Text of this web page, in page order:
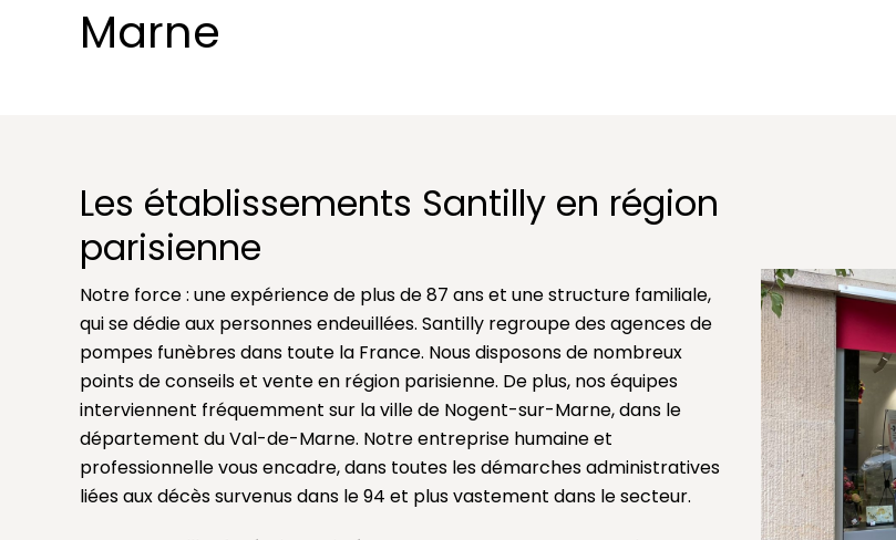
Marne
Les établissements Santilly en région
parisienne
Notre force : une expérience de plus de 87 ans et une structure familiale,
qui se dédie aux personnes endeuillées. Santilly regroupe des agences de
pompes funèbres dans toute la France. Nous disposons de nombreux
points de conseils et vente en région parisienne. De plus, nos équipes
interviennent fréquemment sur la ville de Nogent-sur-Marne, dans le
département du Val-de-Marne. Notre entreprise humaine et
professionnelle vous encadre, dans toutes les démarches administratives
liées aux décès survenus dans le 94 et plus vastement dans le secteur.